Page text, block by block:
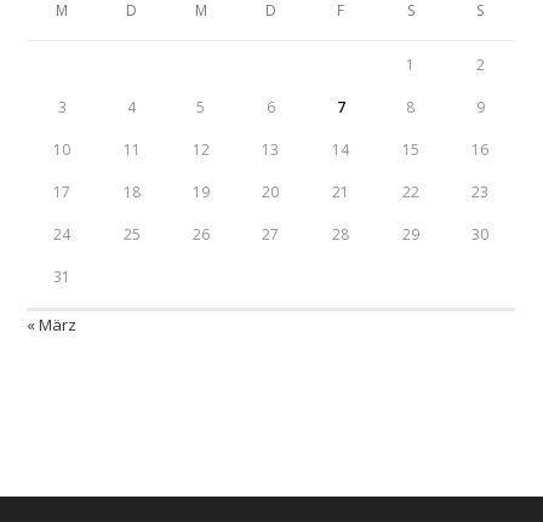
M D M D F S S
1 2
3 4 5 6 7 8 9
10 11 12 13 14 15 16
17 18 19 20 21 22 23
24 25 26 27 28 29 30
31
« März